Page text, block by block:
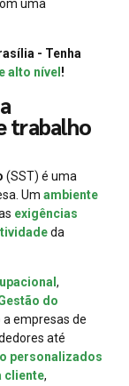
uma
- Tenha
alto nível !
trabalho
(SST) é uma
Um ambiente
exigências
da
,
do
a empresas de
até
personalizados
cliente,